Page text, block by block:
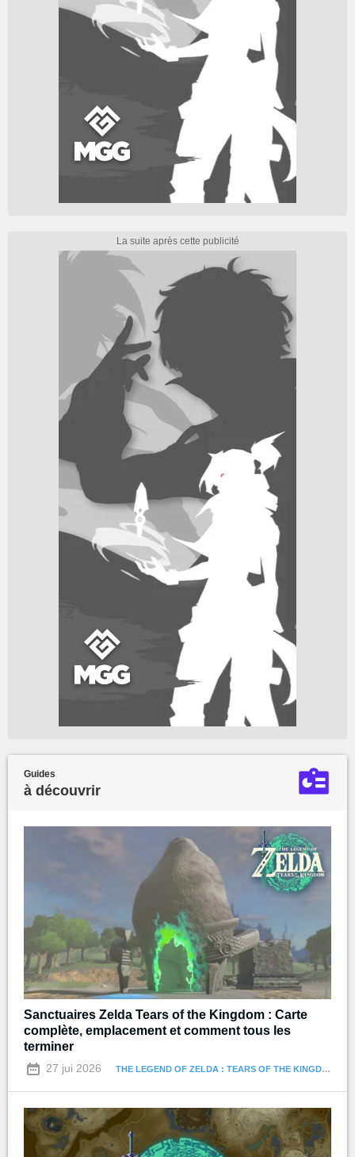
Guides
à découvrir
Sanctuaires Zelda Tears of the Kingdom : Carte
complète, emplacement et comment tous les
terminer
27 jui 2026 THE LEGEND OF ZELDA : TEARS OF THE KINGDOM